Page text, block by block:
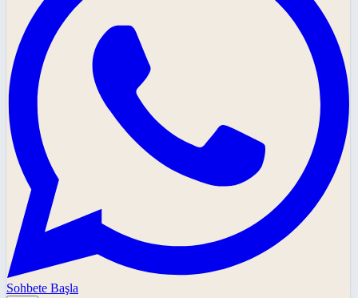
Sohbete Başla